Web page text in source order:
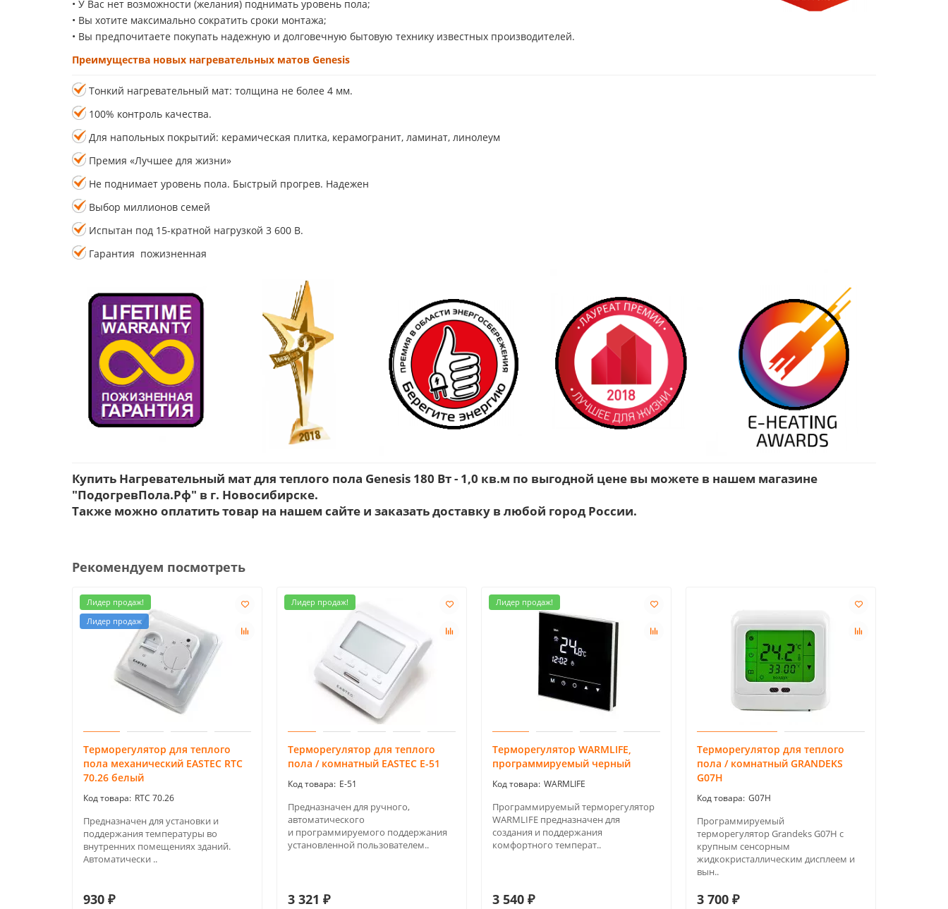
• У Вас нет возможности (желания) поднимать уровень пола;
• Вы хотите максимально сократить сроки монтажа;
• Вы предпочитаете покупать надежную и долговечную бытовую технику известных производителей.
Преимущества новых нагревательных матов Genesis
Тонкий нагревательный мат: толщина не более 4 мм.
100% контроль качества.
Для напольных покрытий: керамическая плитка, керамогранит, ламинат, линолеум
Премия «Лучшее для жизни»
Не поднимает уровень пола. Быстрый прогрев. Надежен
Выбор миллионов семей
Испытан под 15-кратной нагрузкой 3 600 В.
Гарантия пожизненная
Купить Нагревательный мат для теплого пола Genesis 180 Вт - 1,0 кв.м по выгодной цене вы можете в нашем магазине
"ПодогревПола.Рф" в г. Новосибирске.
Также можно оплатить товар на нашем сайте и заказать доставку в любой город России.
Рекомендуем посмотреть
Лидер продаж!
Лидер продаж
Терморегулятор для теплого
пола механический EASTEC RTC
70.26 белый
RTC 70.26
Предназначен для установки и
поддержания температуры во
внутренних помещениях зданий.
Автоматически ..
930 ₽
Лидер продаж!
Терморегулятор для теплого
пола / комнатный EASTEC Е-51
E-51
Предназначен для ручного,
автоматического
и программируемого поддержания
установленной пользователем..
3 321 ₽
Лидер продаж!
Терморегулятор WARMLIFE,
программируемый черный
WARMLIFE
Программируемый терморегулятор
WARMLIFE предназначен для
создания и поддержания
комфортного температ..
3 540 ₽
Терморегулятор для теплого
пола / комнатный GRANDEKS
G07H
G07H
Программируемый
терморегулятор Grandeks G07H с
крупным сенсорным
жидкокристаллическим дисплеем и
вын..
3 700 ₽